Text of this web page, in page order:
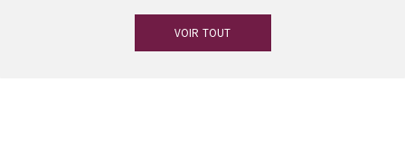
VOIR TOUT